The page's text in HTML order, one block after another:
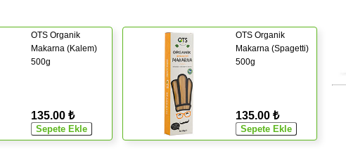
OTS Organik
Makarna (Kalem)
500g
135.00 ₺
OTS Organik
Makarna (Spagetti)
500g
135.00 ₺